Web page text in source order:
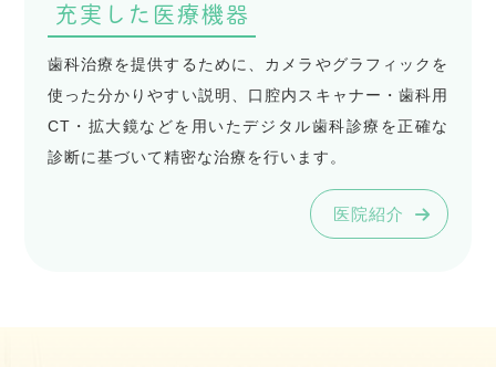
充実した医療機器
歯科治療を提供するために、カメラやグラフィックを
使った分かりやすい説明、口腔内スキャナー・歯科用
CT・拡大鏡などを用いたデジタル歯科診療を正確な
診断に基づいて精密な治療を行います。
医院紹介